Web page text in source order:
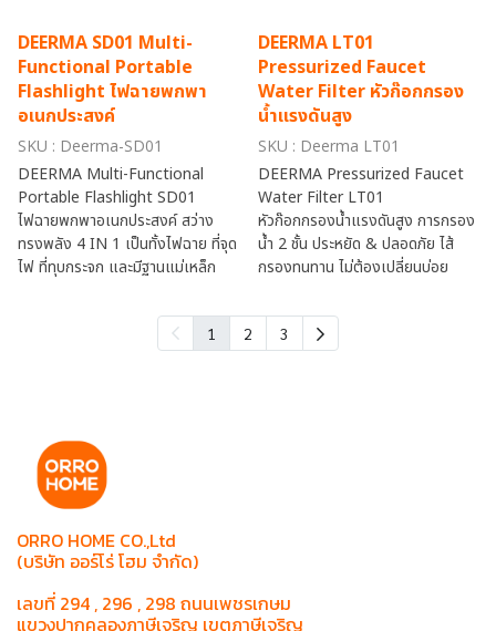
DEERMA SD01 Multi-
Functional Portable
Flashlight ไฟฉายพกพา
อเนกประสงค์
SKU : Deerma-SD01
DEERMA Multi-Functional
Portable Flashlight SD01
ไฟฉายพกพาอเนกประสงค์ สว่าง
ทรงพลัง 4 IN 1 เป็นทั้งไฟฉาย ที่จุด
ไฟ ที่ทุบกระจก และมีฐานแม่เหล็ก
DEERMA LT01
Pressurized Faucet
Water Filter หัวก๊อกกรอง
น้ำแรงดันสูง
SKU : Deerma LT01
DEERMA Pressurized Faucet
Water Filter LT01
หัวก๊อกกรองน้ำแรงดันสูง การกรอง
น้ำ 2 ชั้น ประหยัด & ปลอดภัย ไส้
กรองทนทาน ไม่ต้องเปลี่ยนบ่อย
1 2 3
ORRO HOME CO.,Ltd
(บริษัท ออร์โร่ โฮม จำกัด)
เลขที่ 294 , 296 , 298 ถนนเพชรเกษม
แขวงปากคลองภาษีเจริญ เขตภาษีเจริญ